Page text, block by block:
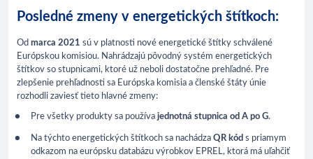
Posledné zmeny v energetických štítkoch:
Od marca 2021 sú v platnosti nové energetické štítky schválené
Európskou komisiou. Nahrádzajú pôvodný systém energetických
štítkov so stupnicami, ktoré už neboli dostatočne prehľadné. Pre
zlepšenie prehľadnosti sa Európska komisia a členské štáty únie
rozhodli zaviesť tieto hlavné zmeny:
Pre všetky produkty sa používa jednotná stupnica od A po G.
Na týchto energetických štítkoch sa nachádza QR kód s priamym
odkazom na európsku databázu výrobkov EPREL, ktorá má uľahčiť